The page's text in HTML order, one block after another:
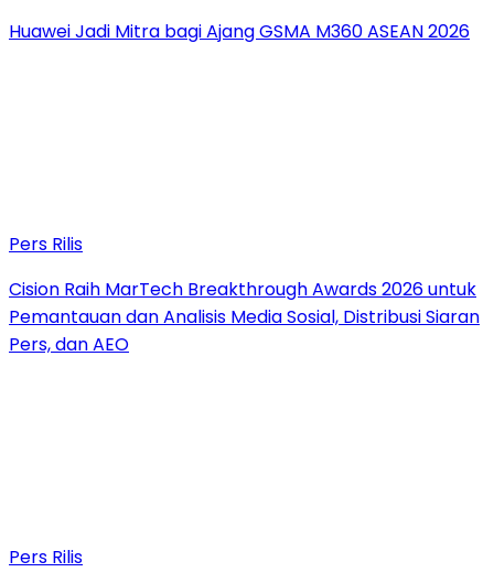
Huawei Jadi Mitra bagi Ajang GSMA M360 ASEAN 2026
Pers Rilis
Cision Raih MarTech Breakthrough Awards 2026 untuk
Pemantauan dan Analisis Media Sosial, Distribusi Siaran
Pers, dan AEO
Pers Rilis